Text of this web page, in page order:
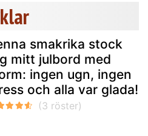
smakrika stock
mitt julbord med
ingen ugn, ingen
och alla var glada!